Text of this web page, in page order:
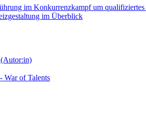
im Konkurrenzkampf um
im Überblick
War of Talents